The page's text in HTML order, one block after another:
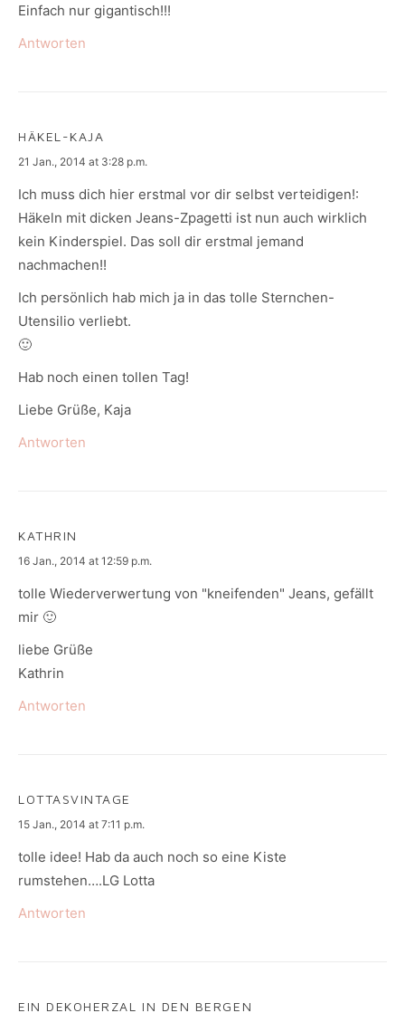
Einfach nur gigantisch!!!
Antworten
HÄKEL-KAJA
says:
21 Jan., 2014 at 3:28 p.m.
Ich muss dich hier erstmal vor dir selbst verteidigen!:
Häkeln mit dicken Jeans-Zpagetti ist nun auch wirklich
kein Kinderspiel. Das soll dir erstmal jemand
nachmachen!!
Ich persönlich hab mich ja in das tolle Sternchen-
Utensilio verliebt.
🙂
Hab noch einen tollen Tag!
Liebe Grüße, Kaja
Antworten
KATHRIN
says:
16 Jan., 2014 at 12:59 p.m.
tolle Wiederverwertung von "kneifenden" Jeans, gefällt
mir 🙂
liebe Grüße
Kathrin
Antworten
LOTTASVINTAGE
says:
15 Jan., 2014 at 7:11 p.m.
tolle idee! Hab da auch noch so eine Kiste
rumstehen….LG Lotta
Antworten
EIN DEKOHERZAL IN DEN BERGEN